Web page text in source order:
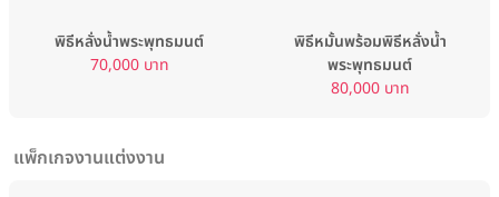
พิธีหลั่งน้ำพระพุทธมนต์
70,000 บาท
พิธีหมั้นพร้อมพิธีหลั่งน้ำ
พระพุทธมนต์
80,000 บาท
แพ็กเกจงานแต่งงาน